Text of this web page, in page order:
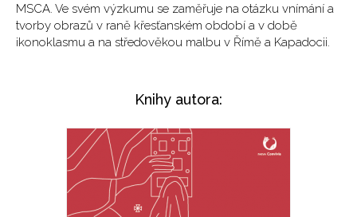
MSCA. Ve svém vý­zkumu se zaměřuje na otázku vnímání a
tvorby obrazů v raně křesťanském období a v době
ikonoklasmu a na středověkou malbu v Římě a Kapadocii.
Knihy autora